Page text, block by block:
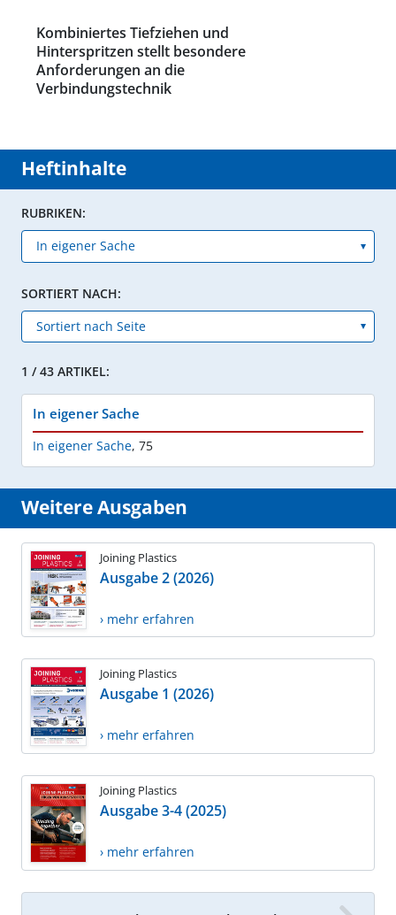
Kombiniertes Tiefziehen und
Hinterspritzen stellt besondere
Anforderungen an die
Verbindungstechnik
Heftinhalte
RUBRIKEN:
SORTIERT NACH:
1 / 43 ARTIKEL:
In eigener Sache
In eigener Sache, 75
Weitere Ausgaben
Joining Plastics
Ausgabe 2 (2026)
› mehr erfahren
Joining Plastics
Ausgabe 1 (2026)
› mehr erfahren
Joining Plastics
Ausgabe 3-4 (2025)
› mehr erfahren